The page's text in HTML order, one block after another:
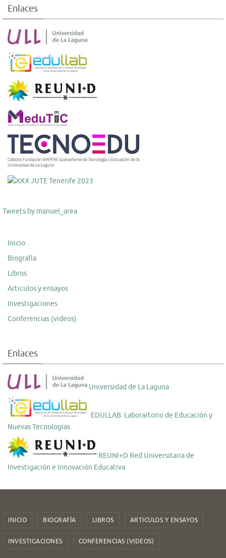
Enlaces
Tweets by manuel_area
Inicio
Biografía
Libros
Articulos y ensayos
Investigaciones
Conferencias (videos)
Enlaces
Universidad de La Laguna
EDULLAB. Laborartorio de Educación y
Nuevas Tecnologías
REUNI+D Red Universitaria de
Investigación e Innovación Educativa
INICIO BIOGRAFÍA LIBROS ARTICULOS Y ENSAYOS
INVESTIGACIONES CONFERENCIAS (VIDEOS)